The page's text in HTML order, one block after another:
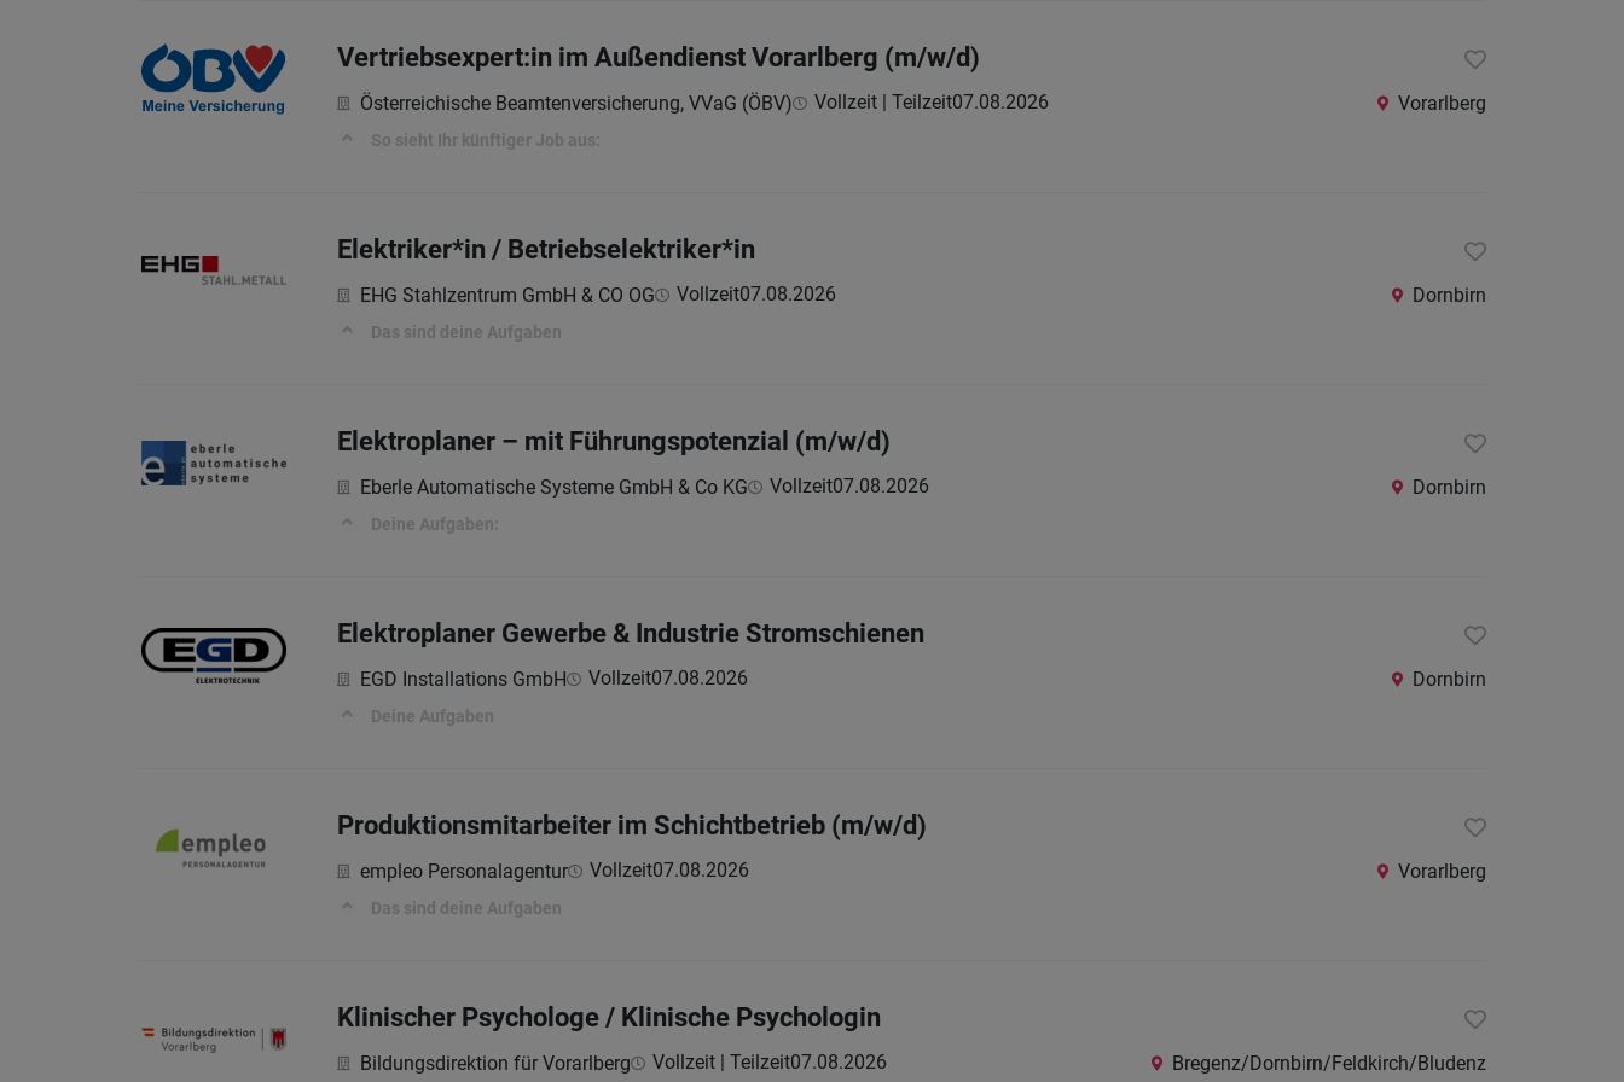
Vertriebsexpert:in im Außendienst Vorarlberg (m/w/d)
Österreichische Beamtenversicherung, VVaG (ÖBV) Vollzeit | Teilzeit07.08.2026 Vorarlberg
So sieht Ihr künftiger Job aus:
Elektriker*in / Betriebselektriker*in
EHG Stahlzentrum GmbH & CO OG Vollzeit07.08.2026 Dornbirn
Das sind deine Aufgaben
Elektroplaner – mit Führungspotenzial (m/w/d)
Eberle Automatische Systeme GmbH & Co KG Vollzeit07.08.2026 Dornbirn
Deine Aufgaben:
Elektroplaner Gewerbe & Industrie Stromschienen
EGD Installations GmbH Vollzeit07.08.2026 Dornbirn
Deine Aufgaben
Produktionsmitarbeiter im Schichtbetrieb (m/w/d)
empleo Personalagentur Vollzeit07.08.2026 Vorarlberg
Das sind deine Aufgaben
Klinischer Psychologe / Klinische Psychologin
Bildungsdirektion für Vorarlberg Vollzeit | Teilzeit07.08.2026 Bregenz/Dornbirn/Feldkirch/Bludenz